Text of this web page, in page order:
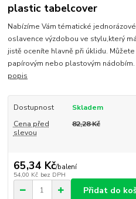
plastic tabelcover
Nabízíme Vám tématické
oslavence výzdobou ve stylu,který
jistě oceníte hlavně při úklidu.
papírovým nebo plastovým
popis
Dostupnost
Skladem
Cena před
slevou
82,28 Kč
65,34 Kč/balení
54,00 Kč bez DPH
Přidat do